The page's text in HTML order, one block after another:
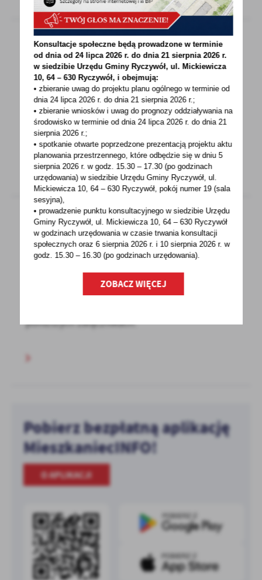
08 - 05 - 2023
Informacje o wynikach przetargów
Informacje o wynikach przetargów
nieruchomości znajdują się w poniższych
załącznikach.
08 - 05 - 2023
Wykazy osób, które zakwalifikowały się do
przetargów nieruchomości
Wykazy osób, które zakwalifikowały się do
poniższych załącznikach.
Pobierz bezpłatną aplikację
MieszkaniecINFO!
O APLIKACJI
Konsultacje społeczne będą prowadzone w terminie
od dnia od 24 lipca 2026 r. do dnia 21 sierpnia 2026 r.
w siedzibie Urzędu Gminy Ryczywół, ul. Mickiewicza
10, 64 – 630 Ryczywół, i obejmują:
• zbieranie uwag do projektu planu ogólnego w terminie od
dnia 24 lipca 2026 r. do dnia 21 sierpnia 2026 r.;
• zbieranie wniosków i uwag do prognozy oddziaływania na
środowisko w terminie od dnia 24 lipca 2026 r. do dnia 21
sierpnia 2026 r.;
• spotkanie otwarte poprzedzone prezentacją projektu aktu
planowania przestrzennego, które odbędzie się w dniu 5
sierpnia 2026 r.w godz. 15.30 – 17.30 (po godzinach
urzędowania) w siedzibie Urzędu Gminy Ryczywół, ul.
Mickiewicza 10, 64 – 630 Ryczywół, pokójnumer 19 (sala
sesyjna),
• prowadzenie punktu konsultacyjnego w siedzibie Urzędu
Gminy Ryczywół, ul. Mickiewicza 10, 64 – 630 Ryczywół
w godzinachurzędowania w czasie trwania konsultacji
społecznych oraz 6 sierpnia 2026 r. i 10 sierpnia 2026 r. w
godz. 15.30 – 16.30 (po godzinachurzędowania).
ZOBACZ WIĘCEJ